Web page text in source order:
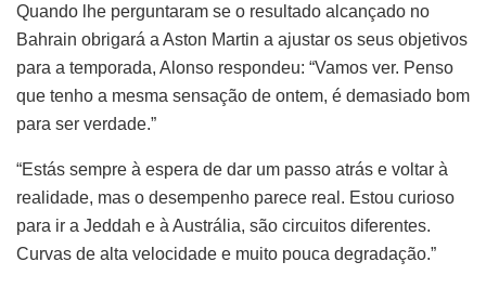
Quando lhe perguntaram se o resultado alcançado no
Bahrain obrigará a Aston Martin a ajustar os seus objetivos
para a temporada, Alonso respondeu: “Vamos ver. Penso
que tenho a mesma sensação de ontem, é demasiado bom
para ser verdade.”
“Estás sempre à espera de dar um passo atrás e voltar à
realidade, mas o desempenho parece real. Estou curioso
para ir a Jeddah e à Austrália, são circuitos diferentes.
Curvas de alta velocidade e muito pouca degradação.”